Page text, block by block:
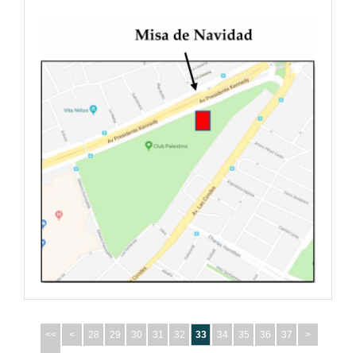
<< < 28 29 30 31 32 33 34 35 36 37
>